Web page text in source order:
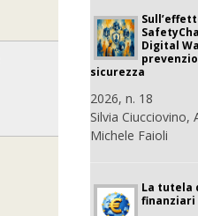
Digital
sicurezza
2026, n. 18
Silvia Ciucciovino,
Michele Faioli
La tutela
finanziari